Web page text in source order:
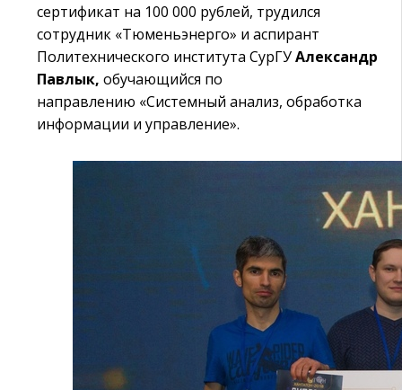
сертификат на 100 000 рублей, трудился
сотрудник «Тюменьэнерго» и аспирант
Политехнического института СурГУАлександр
Павлык, обучающийся по
направлению «Системный анализ, обработка
информации и управление».